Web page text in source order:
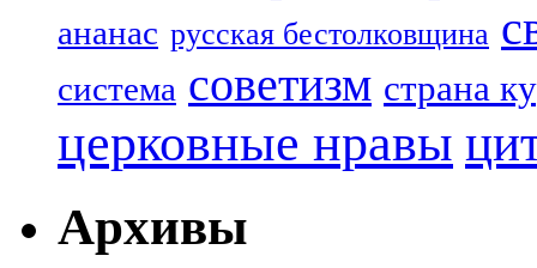
ананас русская бестолковщина
система советизм страна
церковные нравы
Архивы